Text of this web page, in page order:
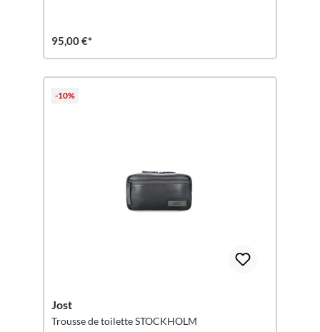
95,00 €*
-10%
Jost
Trousse de toilette STOCKHOLM